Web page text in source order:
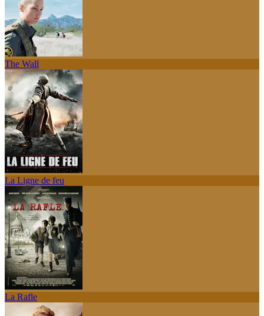
The Wall
La Ligne de feu
La Rafle